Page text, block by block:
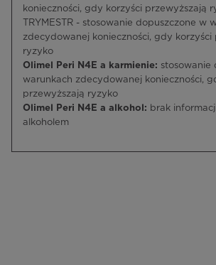
konieczności, gdy korzyści przewyższają
TRYMESTR - stosowanie dopuszczone w
zdecydowanej konieczności, gdy korzyści
ryzyko
Olimel Peri N4E a karmienie: stosowanie
warunkach zdecydowanej konieczności,
przewyższają ryzyko
Olimel Peri N4E a alkohol: brak
alkoholem